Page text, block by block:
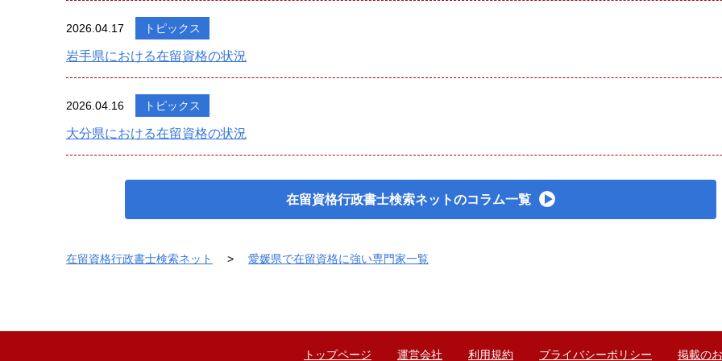
2026.04.17 トピックス
岩手県における在留資格の状況
2026.04.16 トピックス
大分県における在留資格の状況
在留資格行政書士検索ネットのコラム一覧
在留資格行政書士検索ネット 愛媛県で在留資格に強い専門家一覧
トップページ 運営会社 利用規約 プライバシーポリシー 掲載の